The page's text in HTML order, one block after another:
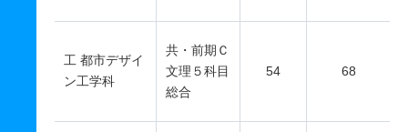
工 都市デザイ
ン工学科
共・前期Ｃ
文理５科目
総合
54 68